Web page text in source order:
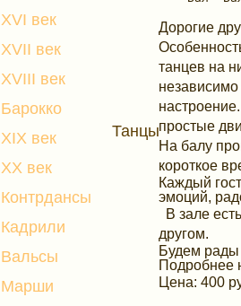
Танцы
XVI век
XVII век
XVIII век
Барокко
XIX век
XX век
Контрдансы
Кадрили
Вальсы
Марши
Дорогие
танцев на
простые
На балу
короткое
Каждый
эмоций,
В зале
другом.
Будем рады
Подробнее
Цена: 400